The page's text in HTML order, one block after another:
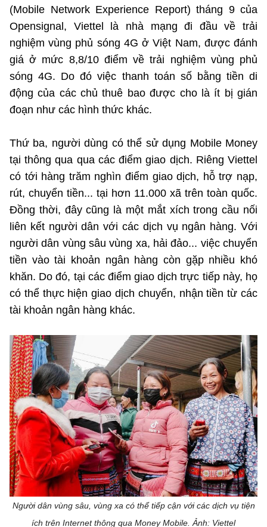
(Mobile Network Experience Report) tháng 9 của
Opensignal, Viettel là nhà mạng đi đầu về trải
nghiệm vùng phủ sóng 4G ở Việt Nam, được đánh
giá ở mức 8,8/10 điểm về trải nghiệm vùng phủ
sóng 4G. Do đó việc thanh toán số bằng tiền di
động của các chủ thuê bao được cho là ít bị gián
đoạn như các hình thức khác.
Thứ ba, người dùng có thể sử dụng Mobile Money
tại thông qua qua các điểm giao dịch. Riêng Viettel
có tới hàng trăm nghìn điểm giao dịch, hỗ trợ nạp,
rút, chuyển tiền... tại hơn 11.000 xã trên toàn quốc.
Đồng thời, đây cũng là một mắt xích trong cầu nối
liên kết người dân với các dịch vụ ngân hàng. Với
người dân vùng sâu vùng xa, hải đảo... việc chuyển
tiền vào tài khoản ngân hàng còn gặp nhiều khó
khăn. Do đó, tại các điểm giao dịch trực tiếp này, họ
có thể thực hiện giao dịch chuyển, nhận tiền từ các
tài khoản ngân hàng khác.
Người dân vùng sâu, vùng xa có thể tiếp cận với các dịch vụ tiện
ích trên Internet thông qua Money Mobile. Ảnh: Viettel